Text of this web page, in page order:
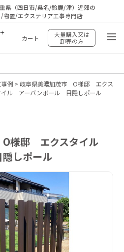
県（四日市/桑名/鈴鹿/津）近郊の
物置/エクステリア工事専門店
カート
大量購入又は
卸売の方
例> 岐阜県美濃加茂市 O様邸 エクス
イル アーバンポール 目隠しポール
様邸 エクスタイル
隠しポール